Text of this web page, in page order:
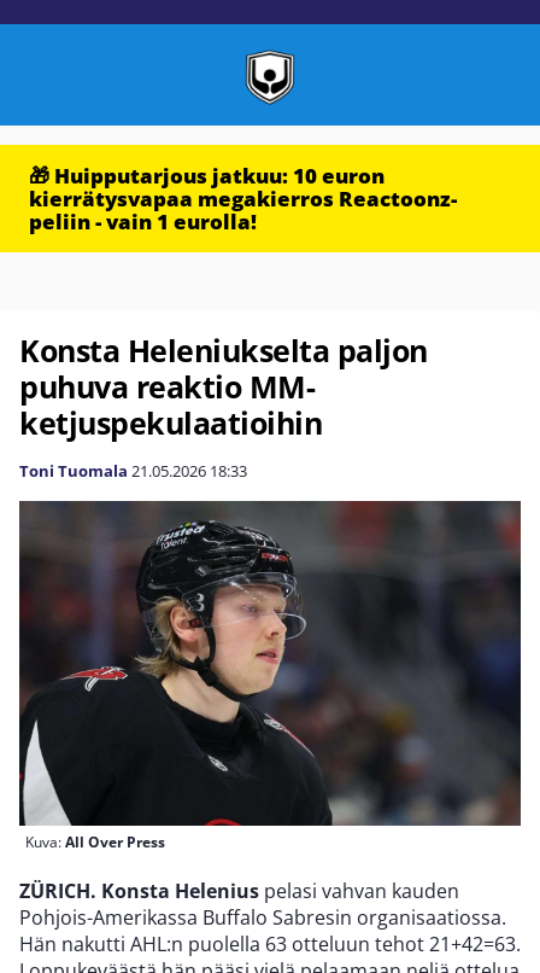
🎁 Huipputarjous jatkuu: 10 euron
kierrätysvapaa megakierros Reactoonz-
peliin - vain 1 eurolla!
Konsta Heleniukselta paljon
puhuva reaktio MM-
ketjuspekulaatioihin
Toni Tuomala 21.05.2026 18:33
Kuva:All Over Press
ZÜRICH. Konsta Helenius pelasi vahvan kauden
Pohjois-Amerikassa Buffalo Sabresin organisaatiossa.
Hän nakutti AHL:n puolella 63 otteluun tehot 21+42=63.